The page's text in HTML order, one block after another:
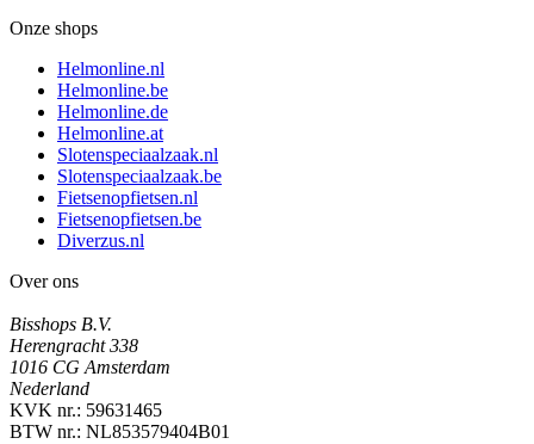
Onze shops
Helmonline.nl
Helmonline.be
Helmonline.de
Helmonline.at
Slotenspeciaalzaak.nl
Slotenspeciaalzaak.be
Fietsenopfietsen.nl
Fietsenopfietsen.be
Diverzus.nl
Over ons
Bisshops B.V.
Herengracht 338
1016 CG Amsterdam
Nederland
KVK nr.: 59631465
BTW nr.: NL853579404B01